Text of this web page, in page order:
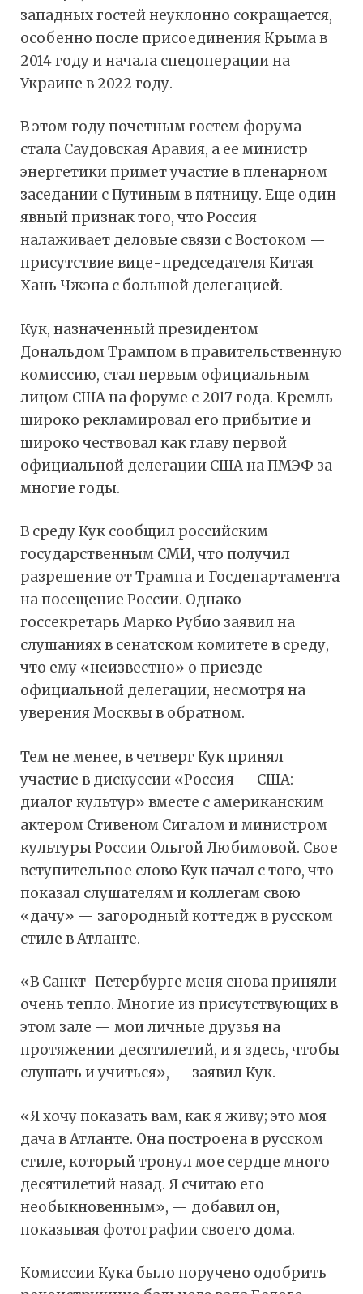
западных гостей неуклонно сокращается,
особенно после присоединения Крыма в
2014 году и начала спецоперации на
Украине в 2022 году.
В этом году почетным гостем форума
стала Саудовская Аравия, а ее министр
энергетики примет участие в пленарном
заседании с Путиным в пятницу. Еще один
явный признак того, что Россия
налаживает деловые связи с Востоком —
присутствие вице-председателя Китая
Хань Чжэна с большой делегацией.
Кук, назначенный президентом
Дональдом Трампом в правительственную
комиссию, стал первым официальным
лицом США на форуме с 2017 года. Кремль
широко рекламировал его прибытие и
широко чествовал как главу первой
официальной делегации США на ПМЭФ за
многие годы.
В среду Кук сообщил российским
государственным СМИ, что получил
разрешение от Трампа и Госдепартамента
на посещение России. Однако
госсекретарь Марко Рубио заявил на
слушаниях в сенатском комитете в среду,
что ему «неизвестно» о приезде
официальной делегации, несмотря на
уверения Москвы в обратном.
Тем не менее, в четверг Кук принял
участие в дискуссии «Россия — США:
диалог культур» вместе с американским
актером Стивеном Сигалом и министром
культуры России Ольгой Любимовой. Свое
вступительное слово Кук начал с того, что
показал слушателям и коллегам свою
«дачу» — загородный коттедж в русском
стиле в Атланте.
«В Санкт-Петербурге меня снова приняли
очень тепло. Многие из присутствующих в
этом зале — мои личные друзья на
протяжении десятилетий, и я здесь, чтобы
слушать и учиться», — заявил Кук.
«Я хочу показать вам, как я живу; это моя
дача в Атланте. Она построена в русском
стиле, который тронул мое сердце много
десятилетий назад. Я считаю его
необыкновенным», — добавил он,
показывая фотографии своего дома.
Комиссии Кука было поручено одобрить